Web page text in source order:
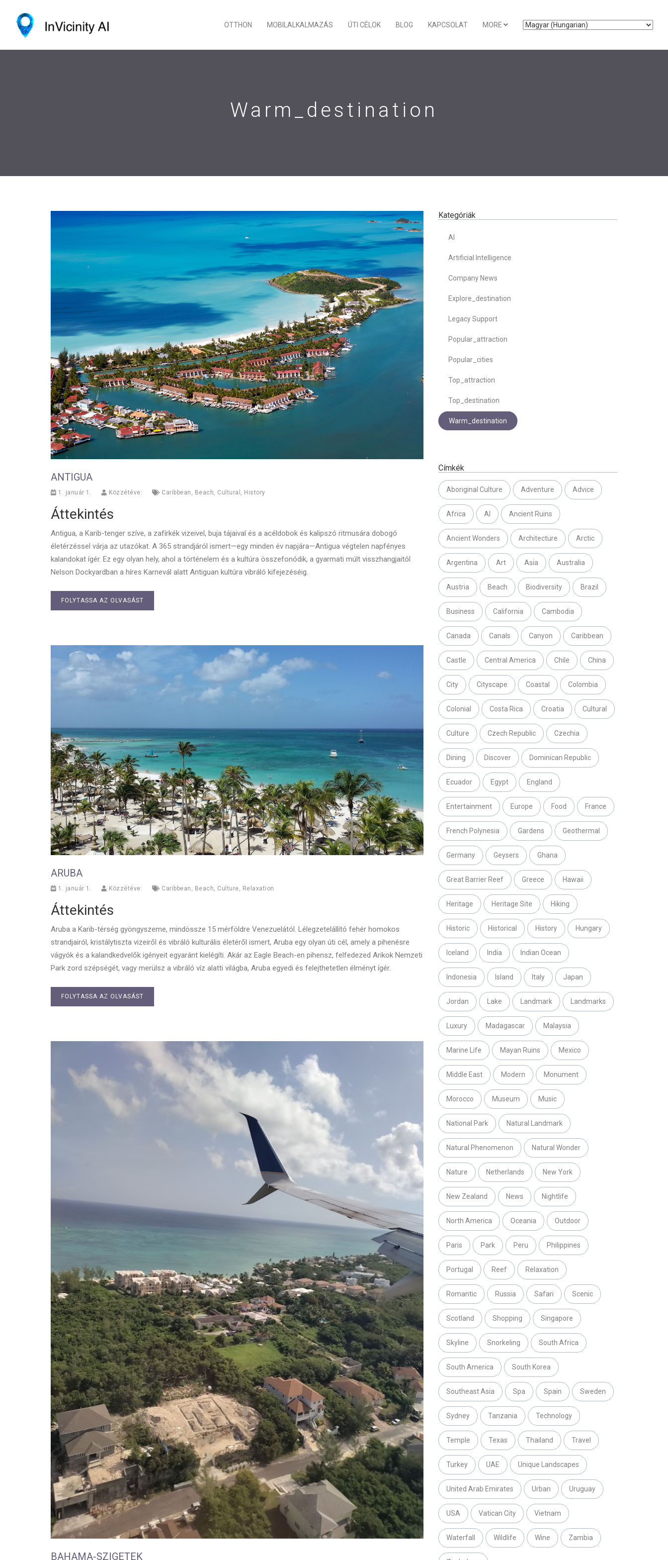
OTTHON MOBILALKALMAZÁS ÚTI CÉLOK BLOG KAPCSOLAT MORE
Warm_destination
ANTIGUA
1. január 1. Közzétéve: Caribbean Beach Cultural History
Áttekintés
Antigua, a Karib-tenger szíve, a zafírkék vizeivel, buja tájaival és a acéldobok és kalipszó ritmusára dobogó
életérzéssel várja az utazókat. A 365 strandjáról ismert—egy minden év napjára—Antigua végtelen napfényes
kalandokat ígér. Ez egy olyan hely, ahol a történelem és a kultúra összefonódik, a gyarmati múlt visszhangjaitól
Nelson Dockyardban a híres Karnevál alatt Antiguan kultúra vibráló kifejezéséig.
FOLYTASSA AZ OLVASÁST
ARUBA
1. január 1. Közzétéve: Caribbean Beach Culture Relaxation
Áttekintés
Aruba a Karib-térség gyöngyszeme, mindössze 15 mérföldre Venezuelától. Lélegzetelállító fehér homokos
strandjairól, kristálytiszta vizeiről és vibráló kulturális életéről ismert, Aruba egy olyan úti cél, amely a pihenésre
vágyók és a kalandkedvelők igényeit egyaránt kielégíti. Akár az Eagle Beach-en pihensz, felfedezed Arikok Nemzeti
Park zord szépségét, vagy merülsz a vibráló víz alatti világba, Aruba egyedi és felejthetetlen élményt ígér.
FOLYTASSA AZ OLVASÁST
BAHAMA-SZIGETEK
Kategóriák
AI
Artificial Intelligence
Company News
Explore_destination
Legacy Support
Popular_attraction
Popular_cities
Top_attraction
Top_destination
Warm_destination
Címkék
Aboriginal Culture Adventure Advice
Africa AI Ancient Ruins
Ancient Wonders Architecture Arctic
Argentina Art Asia Australia
Austria Beach Biodiversity Brazil
Business California Cambodia
Canada Canals Canyon Caribbean
Castle Central America Chile China
City Cityscape Coastal Colombia
Colonial Costa Rica Croatia Cultural
Culture Czech Republic Czechia
Dining Discover Dominican Republic
Ecuador Egypt England
Entertainment Europe Food France
French Polynesia Gardens Geothermal
Germany Geysers Ghana
Great Barrier Reef Greece Hawaii
Heritage Heritage Site Hiking
Historic Historical History Hungary
Iceland India Indian Ocean
Indonesia Island Italy Japan
Jordan Lake Landmark Landmarks
Luxury Madagascar Malaysia
Marine Life Mayan Ruins Mexico
Middle East Modern Monument
Morocco Museum Music
National Park Natural Landmark
Natural Phenomenon Natural Wonder
Nature Netherlands New York
New Zealand News Nightlife
North America Oceania Outdoor
Paris Park Peru Philippines
Portugal Reef Relaxation
Romantic Russia Safari Scenic
Scotland Shopping Singapore
Skyline Snorkeling South Africa
South America South Korea
Southeast Asia Spa Spain Sweden
Sydney Tanzania Technology
Temple Texas Thailand Travel
Turkey UAE Unique Landscapes
United Arab Emirates Urban Uruguay
USA Vatican City Vietnam
Waterfall Wildlife Wine Zambia